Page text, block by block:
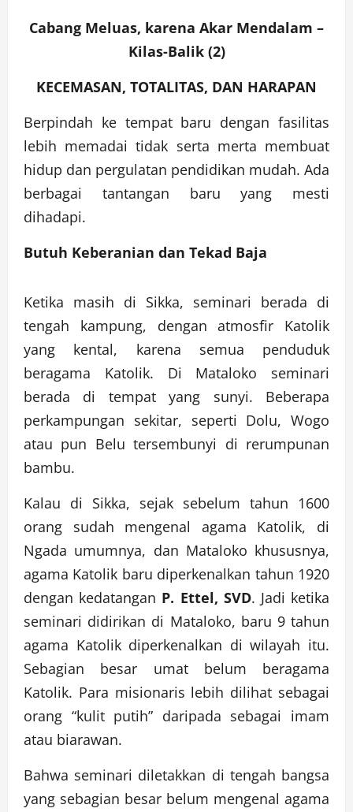
Cabang Meluas, karena Akar Mendalam –
Kilas-Balik (2)
KECEMASAN, TOTALITAS, DAN HARAPAN
Berpindah ke tempat baru dengan fasilitas
lebih memadai tidak serta merta membuat
hidup dan pergulatan pendidikan mudah. Ada
berbagai tantangan baru yang mesti
dihadapi.
Butuh Keberanian dan Tekad Baja
Ketika masih di Sikka, seminari berada di
tengah kampung, dengan atmosfir Katolik
yang kental, karena semua penduduk
beragama Katolik. Di Mataloko seminari
berada di tempat yang sunyi. Beberapa
perkampungan sekitar, seperti Dolu, Wogo
atau pun Belu tersembunyi di rerumpunan
bambu.
Kalau di Sikka, sejak sebelum tahun 1600
orang sudah mengenal agama Katolik, di
Ngada umumnya, dan Mataloko khususnya,
agama Katolik baru diperkenalkan tahun 1920
dengan kedatangan P. Ettel, SVD. Jadi ketika
seminari didirikan di Mataloko, baru 9 tahun
agama Katolik diperkenalkan di wilayah itu.
Sebagian besar umat belum beragama
Katolik. Para misionaris lebih dilihat sebagai
orang “kulit putih” daripada sebagai imam
atau biarawan.
Bahwa seminari diletakkan di tengah bangsa
yang sebagian besar belum mengenal agama